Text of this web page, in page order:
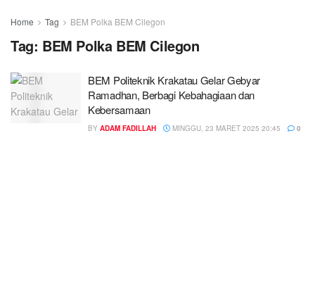
Home Tag BEM Polka BEM Cilegon
Tag: BEM Polka BEM Cilegon
BEM Politeknik Krakatau Gelar Gebyar
Ramadhan, Berbagi Kebahagiaan dan
Kebersamaan
BY ADAM FADILLAH MINGGU, 23 MARET 2025 20:45 0